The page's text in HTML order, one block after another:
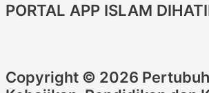
PORTAL APP ISLAM
Copyright © 2026